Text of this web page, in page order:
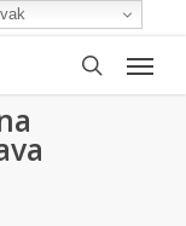
search
Menu